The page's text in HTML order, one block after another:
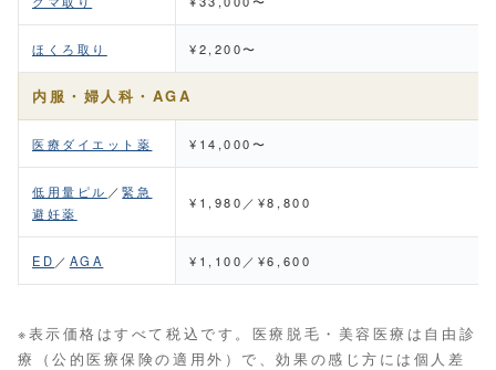
ほくろ取り ¥2,200〜
内服・婦人科・AGA
医療ダイエット薬 ¥14,000〜
低用量ピル ／緊急
避妊薬
¥1,980／¥8,800
ED ／ AGA ¥1,100／¥6,600
※表示価格はすべて税込です。医療脱毛・美容医療は自由診
療（公的医療保険の適用外）で、効果の感じ方には個人差